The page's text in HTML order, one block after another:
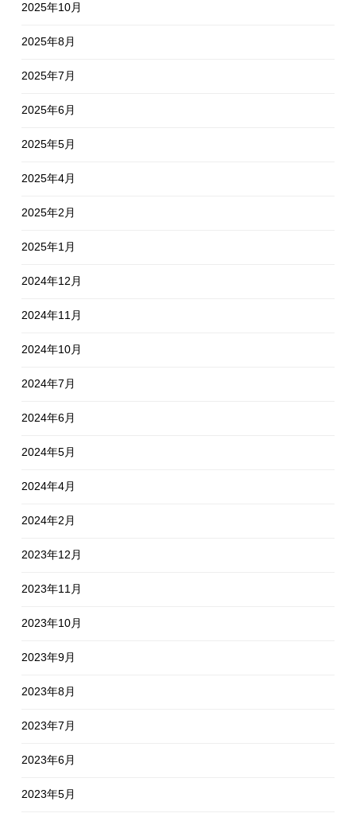
2025年10月
2025年8月
2025年7月
2025年6月
2025年5月
2025年4月
2025年2月
2025年1月
2024年12月
2024年11月
2024年10月
2024年7月
2024年6月
2024年5月
2024年4月
2024年2月
2023年12月
2023年11月
2023年10月
2023年9月
2023年8月
2023年7月
2023年6月
2023年5月